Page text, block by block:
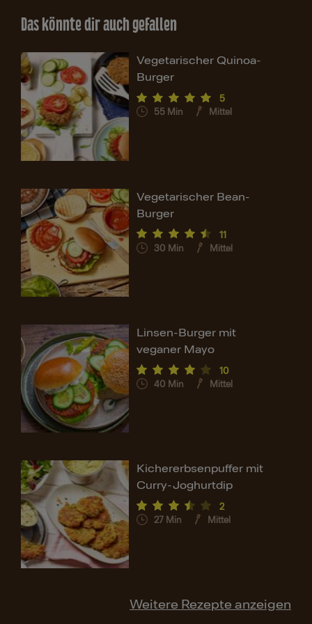
Das könnte dir auch gefallen
Vegetarischer Quinoa-
Burger
5
55 Min Mittel
Vegetarischer Bean-
Burger
11
30 Min Mittel
Linsen-Burger mit
veganer Mayo
10
40 Min Mittel
Kichererbsenpuffer mit
Curry-Joghurtdip
2
27 Min Mittel
Weitere Rezepte anzeigen